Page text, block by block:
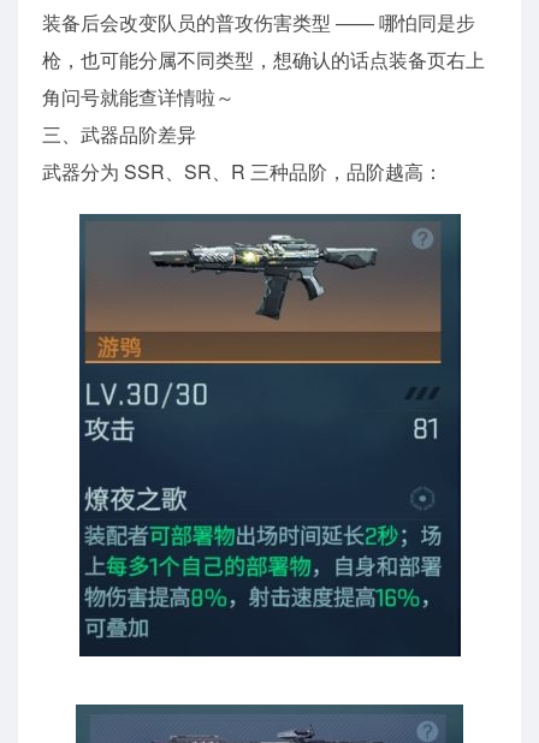
装备后会改变队员的普攻伤害类型 —— 哪怕同是步
枪，也可能分属不同类型，想确认的话点装备页右上
角问号就能查详情啦～
三、武器品阶差异
武器分为 SSR、SR、R 三种品阶，品阶越高：